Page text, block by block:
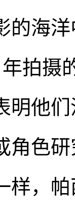
的海
年拍摄
明他
角色
样，